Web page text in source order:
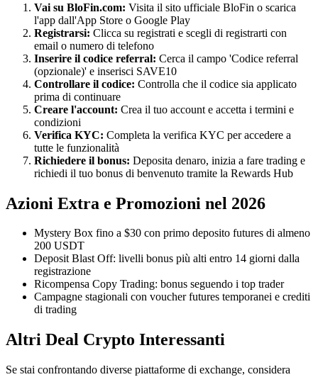
Vai su BloFin.com: Visita il sito ufficiale BloFin o scarica
l'app dall'App Store o Google Play
Registrarsi: Clicca su registrati e scegli di registrarti con
email o numero di telefono
Inserire il codice referral: Cerca il campo 'Codice referral
(opzionale)' e inserisci SAVE10
Controllare il codice: Controlla che il codice sia applicato
prima di continuare
Creare l'account: Crea il tuo account e accetta i termini e
condizioni
Verifica KYC: Completa la verifica KYC per accedere a
tutte le funzionalità
Richiedere il bonus: Deposita denaro, inizia a fare trading e
richiedi il tuo bonus di benvenuto tramite la Rewards Hub
Azioni Extra e Promozioni nel 2026
Mystery Box fino a $30 con primo deposito futures di almeno
200 USDT
Deposit Blast Off: livelli bonus più alti entro 14 giorni dalla
registrazione
Ricompensa Copy Trading: bonus seguendo i top trader
Campagne stagionali con voucher futures temporanei e crediti
di trading
Altri Deal Crypto Interessanti
Se stai confrontando diverse piattaforme di exchange, considera